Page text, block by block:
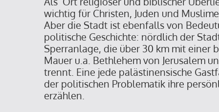
wichtig für Christen, Juden und
Aber die Stadt ist ebenfalls von
politische Geschichte: nördlich der
Sperranlage, die über 30 km mit einer
Mauer u.a. Bethlehem von Jerusalem
trennt. Eine jede palästinensische
der politischen Problematik ihre
erzählen.